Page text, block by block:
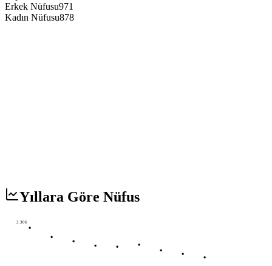
Erkek Nüfusu971
Kadın Nüfusu878
Yıllara Göre Nüfus
2.306